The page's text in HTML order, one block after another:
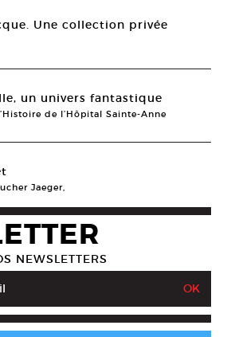
Une collection privée
un univers fantastique
de l’Hôpital Sainte-Anne
Jaeger,
NEWSLETTERS